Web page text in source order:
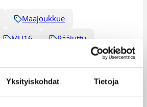
Yksityiskohdat Tietoja
Maajoukkue
MU16 Pääjuttu